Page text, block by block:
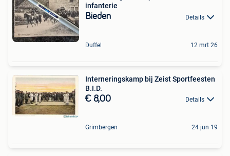
infanterie
Bieden Details
Duffel 12 mrt 26
Interneringskamp bij Zeist Sportfeesten
B.I.D.
€ 8,00 Details
Grimbergen 24 jun 19